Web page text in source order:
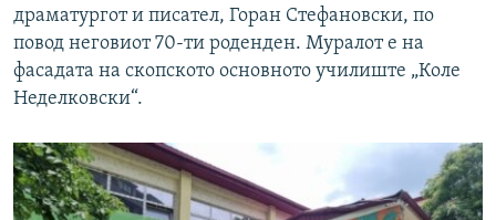
драматургот и писател, Горан Стефановски, по
повод неговиот 70-ти роденден. Муралот е на
фасадата на скопското основното училиште „Коле
Неделковски“.